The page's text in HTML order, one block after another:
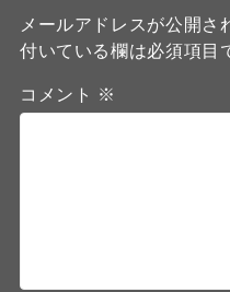
メールアドレスが公開さ
付いている欄は必須項目
コメント ※